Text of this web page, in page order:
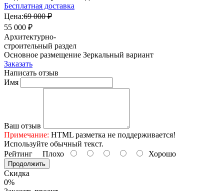
Бесплатная доставка
Цена:69 000 ₽
55 000 ₽
Архитектурно-
строительный раздел
Основное размещение Зеркальный вариант
Заказать
Написать отзыв
Имя
Ваш отзыв
Примечание: HTML разметка не поддерживается!
Используйте обычный текст.
Рейтинг Плохо Хорошо
Продолжить
Скидка
0%